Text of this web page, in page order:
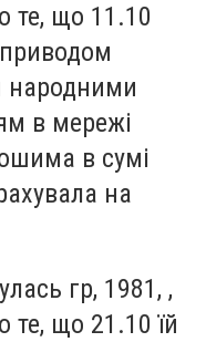
те, що 11.10
народними
в мережі
в сумі
на
гр, 1981, ,
що 21.10 їй